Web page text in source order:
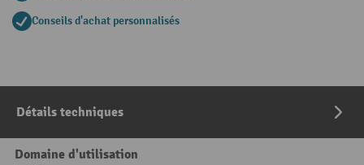
Conseils d'achat personnalisés
Détails techniques
Domaine d'utilisation